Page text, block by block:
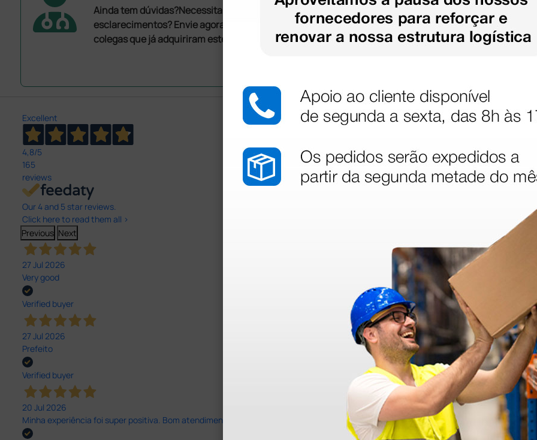
Ainda tem dúvidas?Necessita de mais
esclarecimentos? Envie agora a sua questão aos
colegas que já adquiriram este produto.
Excellent
4,8/5
165
reviews
Our 4 and 5 star reviews.
Click here to read them all >
Previous Next
27 Jul 2026
Very good
Verified buyer
27 Jul 2026
Prefeito
Verified buyer
20 Jul 2026
Minha experiência foi super positiva. Bom atendimento e recebi dentro do prazo. Obrigada.